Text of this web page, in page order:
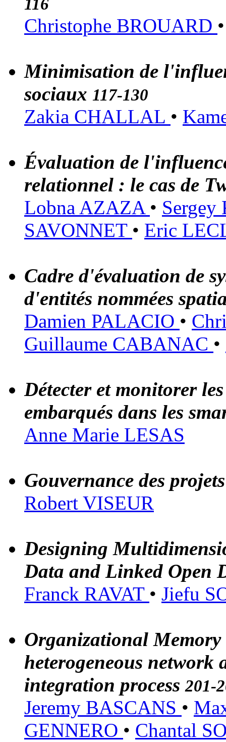
116
Christophe BROUARD
Minimisation de
sociaux 117-130
Zakia CHALLAL •
Évaluation de
relationnel : le cas de
Lobna AZAZA •
SAVONNET • Eric
Cadre d'évaluation de
d'entités nommées
Damien PALACIO •
Guillaume CABANAC •
Détecter et monitorer
embarqués dans les
Anne Marie LESAS
Gouvernance des
Robert VISEUR
Designing
Data and Linked Open
Franck RAVAT • Jiefu
Organizational Memory
heterogeneous
integration process201-
Jeremy BASCANS •
GENNERO • Chantal